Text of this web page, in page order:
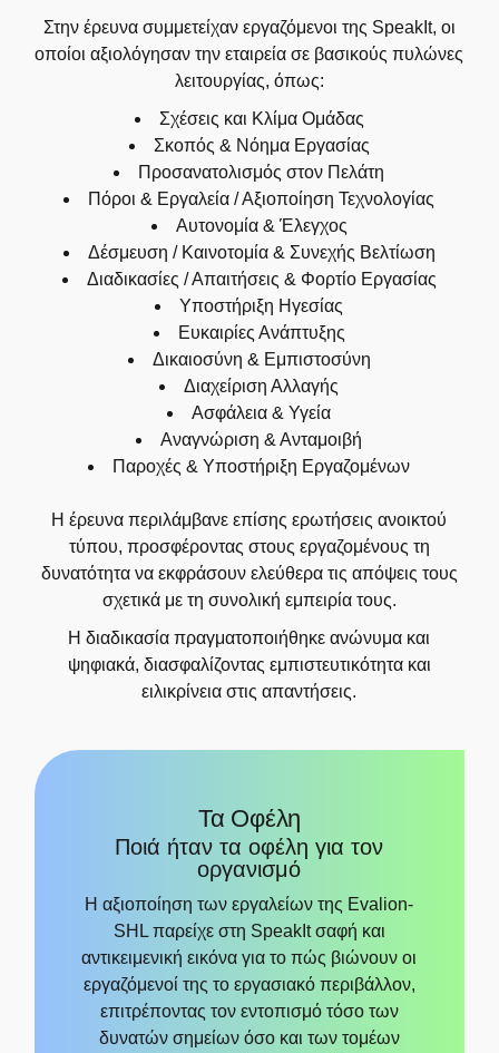
Στην έρευνα συμμετείχαν εργαζόμενοι της SpeakIt, οι
οποίοι αξιολόγησαν την εταιρεία σε βασικούς πυλώνες
λειτουργίας, όπως:
Σχέσεις και Κλίμα Ομάδας
Σκοπός & Νόημα Εργασίας
Προσανατολισμός στον Πελάτη
Πόροι & Εργαλεία / Αξιοποίηση Τεχνολογίας
Αυτονομία & Έλεγχος
Δέσμευση / Καινοτομία & Συνεχής Βελτίωση
Διαδικασίες / Απαιτήσεις & Φορτίο Εργασίας
Υποστήριξη Ηγεσίας
Ευκαιρίες Ανάπτυξης
Δικαιοσύνη & Εμπιστοσύνη
Διαχείριση Αλλαγής
Ασφάλεια & Υγεία
Αναγνώριση & Ανταμοιβή
Παροχές & Υποστήριξη Εργαζομένων
Η έρευνα περιλάμβανε επίσης ερωτήσεις ανοικτού
τύπου, προσφέροντας στους εργαζομένους τη
δυνατότητα να εκφράσουν ελεύθερα τις απόψεις τους
σχετικά με τη συνολική εμπειρία τους.
Η διαδικασία πραγματοποιήθηκε ανώνυμα και
ψηφιακά, διασφαλίζοντας εμπιστευτικότητα και
ειλικρίνεια στις απαντήσεις.
Τα Οφέλη
Ποιά ήταν τα οφέλη για τον
οργανισμό
Η αξιοποίηση των εργαλείων της Evalion-
SHL παρείχε στη SpeakIt σαφή και
αντικειμενική εικόνα για το πώς βιώνουν οι
εργαζόμενοί της το εργασιακό περιβάλλον,
επιτρέποντας τον εντοπισμό τόσο των
δυνατών σημείων όσο και των τομέων